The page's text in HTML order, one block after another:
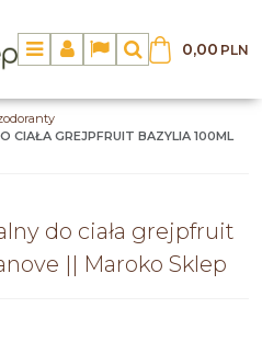
MenuPanelLangSzukaj
0,00 PLN
CIAŁA GREJPFRUIT BAZYLIA 100ML
do ciała grejpfruit
|| Maroko Sklep